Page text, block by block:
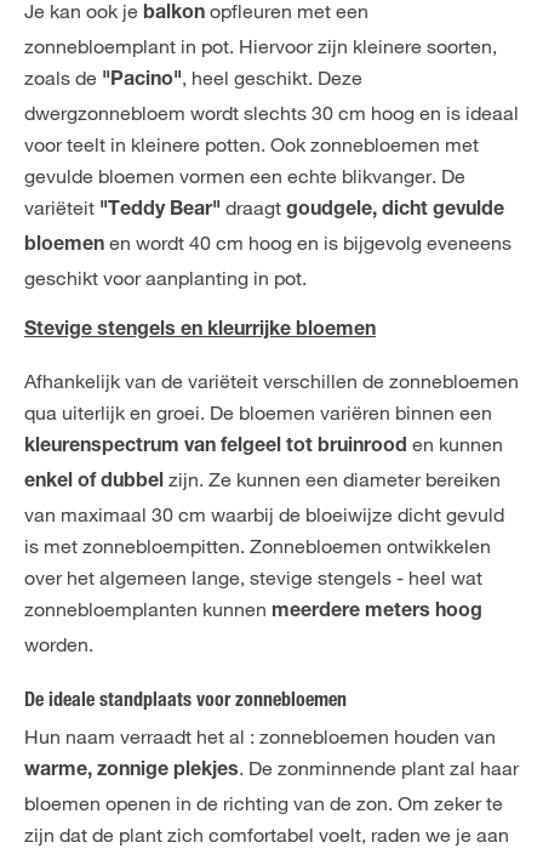
Je kan ook je balkon opfleuren met een
zonnebloemplant in pot. Hiervoor zijn kleinere soorten,
zoals de "Pacino", heel geschikt. Deze
dwergzonnebloem wordt slechts 30 cm hoog en is ideaal
voor teelt in kleinere potten. Ook zonnebloemen met
gevulde bloemen vormen een echte blikvanger. De
variëteit "Teddy Bear" draagt goudgele, dicht gevulde
bloemen en wordt 40 cm hoog en is bijgevolg eveneens
geschikt voor aanplanting in pot.
Stevige stengels en kleurrijke bloemen
Afhankelijk van de variëteit verschillen de zonnebloemen
qua uiterlijk en groei. De bloemen variëren binnen een
kleurenspectrum van felgeel tot bruinrood en kunnen
enkel of dubbel zijn. Ze kunnen een diameter bereiken
van maximaal 30 cm waarbij de bloeiwijze dicht gevuld
is met zonnebloempitten. Zonnebloemen ontwikkelen
over het algemeen lange, stevige stengels - heel wat
zonnebloemplanten kunnen meerdere meters hoog
worden.
De ideale standplaats voor zonnebloemen
Hun naam verraadt het al : zonnebloemen houden van
warme, zonnige plekjes. De zonminnende plant zal haar
bloemen openen in de richting van de zon. Om zeker te
zijn dat de plant zich comfortabel voelt, raden we je aan